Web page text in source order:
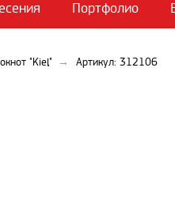
Портфолио
"Kiel" Артикул: 312106